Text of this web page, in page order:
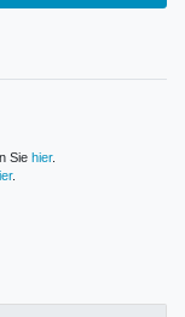
Sie hier.
.